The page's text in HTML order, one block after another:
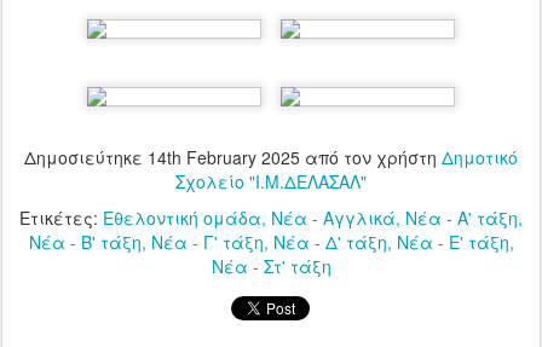
Δημοσιεύτηκε 14th February 2025 από τον χρήστη Δημοτικό
Σχολείο "Ι.Μ.ΔΕΛΑΣΑΛ"
Ετικέτες: Εθελοντική ομάδα Νέα - Αγγλικά Νέα - Α' τάξη
Νέα - Β' τάξη Νέα - Γ' τάξη Νέα - Δ' τάξη Νέα - Ε' τάξη
Νέα - Στ' τάξη